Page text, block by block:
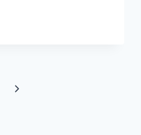
Page